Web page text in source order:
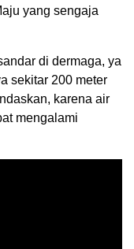
yang sengaja
di dermaga, ya
sekitar 200 meter
karena air
mengalami